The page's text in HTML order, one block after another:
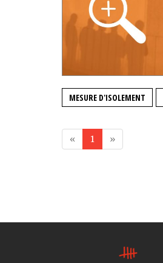
MESURE D'ISOLEMENT
« 1 »